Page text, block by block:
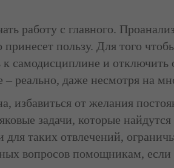
работу с главного.
пользу. Для того
к самодисциплине и
реально, даже несмотря на
от желания
задачи, которые
таких отвлечений,
вопросов помощникам, если